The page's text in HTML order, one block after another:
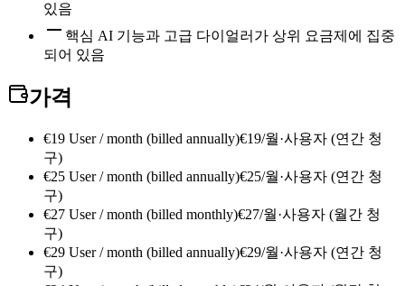
있음
핵심 AI 기능과 고급 다이얼러가 상위 요금제에 집중
되어 있음
가격
€19 User / month (billed annually)€19/월·사용자 (연간 청
구)
€25 User / month (billed annually)€25/월·사용자 (연간 청
구)
€27 User / month (billed monthly)€27/월·사용자 (월간 청
구)
€29 User / month (billed annually)€29/월·사용자 (연간 청
구)